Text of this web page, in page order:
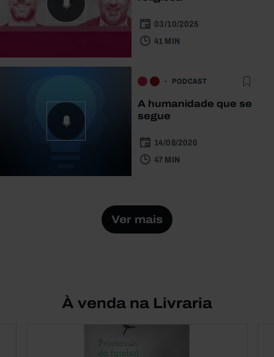
03/10/2025
41 MIN
PODCAST
A humanidade que se
segue
14/08/2020
47 MIN
Ver mais
À venda na Livraria